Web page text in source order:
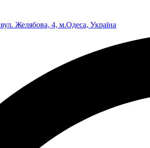
вул. Желябова, 4, м.Одеса, Україна